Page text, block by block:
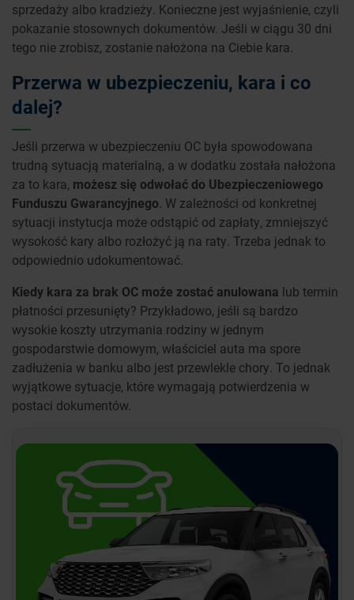
sprzedaży albo kradzieży. Konieczne jest wyjaśnienie, czyli
pokazanie stosownych dokumentów. Jeśli w ciągu 30 dni
tego nie zrobisz, zostanie nałożona na Ciebie kara.
Przerwa w ubezpieczeniu, kara i co
dalej?
Jeśli przerwa w ubezpieczeniu OC była spowodowana
trudną sytuacją materialną, a w dodatku została nałożona
za to kara, możesz się odwołać do Ubezpieczeniowego
Funduszu Gwarancyjnego. W zależności od konkretnej
sytuacji instytucja może odstąpić od zapłaty, zmniejszyć
wysokość kary albo rozłożyć ją na raty. Trzeba jednak to
odpowiednio udokumentować.
Kiedy kara za brak OC może zostać anulowana lub termin
płatności przesunięty? Przykładowo, jeśli są bardzo
wysokie koszty utrzymania rodziny w jednym
gospodarstwie domowym, właściciel auta ma spore
zadłużenia w banku albo jest przewlekle chory. To jednak
wyjątkowe sytuacje, które wymagają potwierdzenia w
postaci dokumentów.